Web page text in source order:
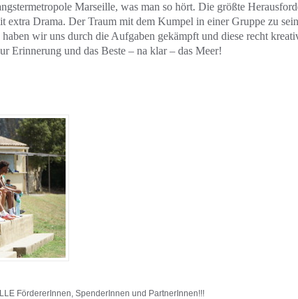
Marseille, was man so hört. Die größte
extra Drama. Der Traum mit dem Kumpel in einer Gruppe zu
wir uns durch die Aufgaben gekämpft und diese recht
Erinnerung und das Beste – na klar – das Meer!
FördererInnen, SpenderInnen und PartnerInnen!!!